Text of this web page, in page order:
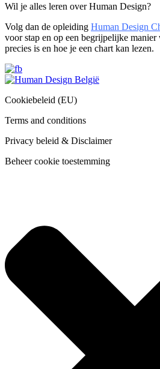
Wil je alles leren over Human Design?
Volg dan de opleiding Human Design
voor stap en op een begrijpelijke
precies is en hoe je een chart kan lezen.
Cookiebeleid (EU)
Terms and conditions
Privacy beleid & Disclaimer
Beheer cookie toestemming